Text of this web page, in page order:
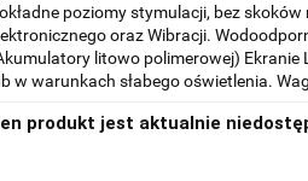
poziomy stymulacji, bez
oraz Wibracji.
litowo polimerowej) Ekranie
w warunkach słabego oświetlenia.
produkt jest aktualnie